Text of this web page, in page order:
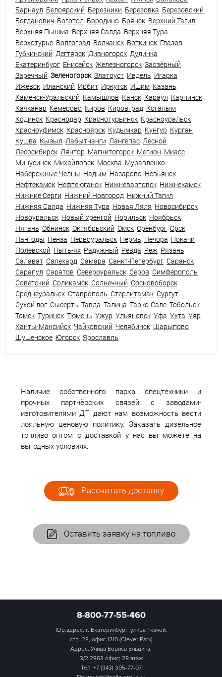
Барнаул Белоярский Березники Березовка Березовский
Богданович Боготол Бородино Брянск Верхний Тагил
Верхняя Пышма Верхняя Салда Верхняя Тура
Верхотурье Волгоград Волчанск Воткинск Глазов
Губкинский Дегтярск Дивногорск Дудинка
Екатеринбург Енисейск Железногорск Заозёрный
Заречный Зеленогорск Златоуст Ивдель Игарка
Ижевск Иланский Ирбит Иркутск Ишим Казань
Каменск-Уральский Камышлов Канск Караул Карпинск
Качканар Кемерово Киров Кировград Когалым
Кодинск Краснодар Краснотурьинск Красноуральск
Красноуфимск Красноярск Кудымкар Кунгур Курган
Кушва Кызыл Лабытнанги Лангепас Лесной
Лесосибирск Лянтор Магнитогорск Мегион Миасс
Минусинск Михайловск Москва Муравленко
Набережные Челны Надым Назарово Невьянск
Нефтекамск Нефтеюганск Нижневартовск Нижнекамск
Нижние Серги Нижний Новгород Нижний Тагил
Нижняя Салда Нижняя Тура Новая Ляля Новосибирск
Новоуральск Новый Уренгой Норильск Ноябрьск
Нягань Обнинск Октябрьский Омск Оренбург Орск
Пангоды Пенза Первоуральск Пермь Печора Покачи
Полевской Пыть-ях Радужный Ревда Реж Рязань
Салават Салехард Самара Санкт-Петербург Саранск
Сарапул Саратов Североуральск Серов Симферополь
Советский Соликамск Солнечный Сосновоборск
Среднеуральск Ставрополь Стерлитамак Сургут
Сухой лог Сысерть Тавда Талица Тарко-Сале Тобольск
Томск Туринск Тюмень Ужур Ульяновск Уфа Ухта Уяр
Ханты-Мансийск Чайковский Челябинск Шарыпово
Шушенское Югорск Ярославль
Наличие собственного парка спецтехники и
прочных партнёрских связей с заводами-
изготовителями ДТ дают нам возможность вести
лояльную ценовую политику. Заказать дизельное
топливо оптом с доставкой у нас вы можете на
выгодных условиях.
Рассчитать доставку
Оставить заявку на топливо
8-800-77-55-460
Юр.адрес: г. Екатеринбург, улица Ткачей,
стр. 23, офис 1210 (Clever Park)
Адрес: Улица Бориса Ельцина,
3/2 2903 офис; 29 этаж
Тел: +7 (343) 305-77-07